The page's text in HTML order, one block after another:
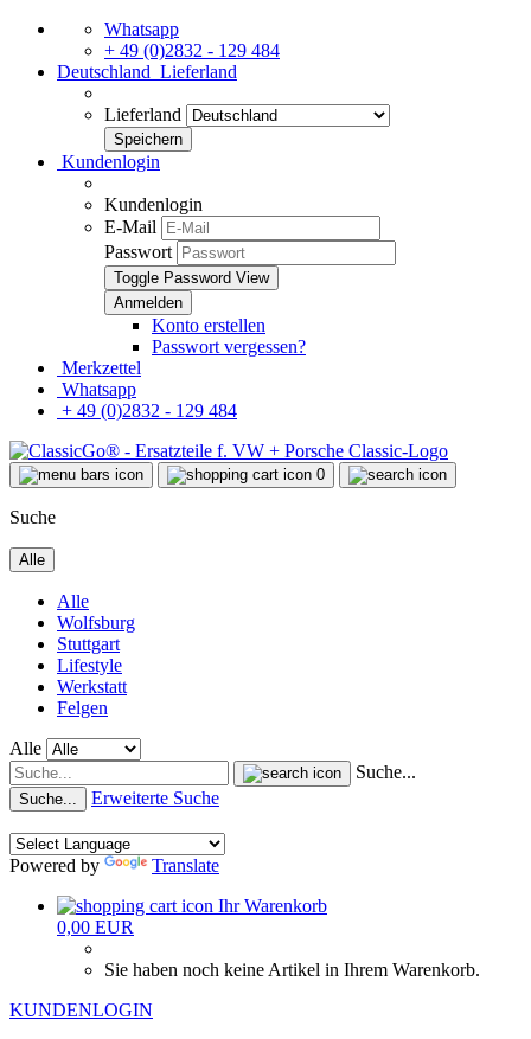
Whatsapp
+ 49 (0)2832 - 129 484
Deutschland Lieferland
Lieferland
Kundenlogin
Kundenlogin
E-Mail
Passwort
Toggle Password View
Konto erstellen
Passwort vergessen?
Merkzettel
Whatsapp
+ 49 (0)2832 - 129 484
0
Suche
Alle
Alle
Wolfsburg
Stuttgart
Lifestyle
Werkstatt
Felgen
Alle
Suche...
Suche... Erweiterte Suche
Powered by
Translate
Ihr Warenkorb
0,00 EUR
Sie haben noch keine Artikel in Ihrem Warenkorb.
KUNDENLOGIN